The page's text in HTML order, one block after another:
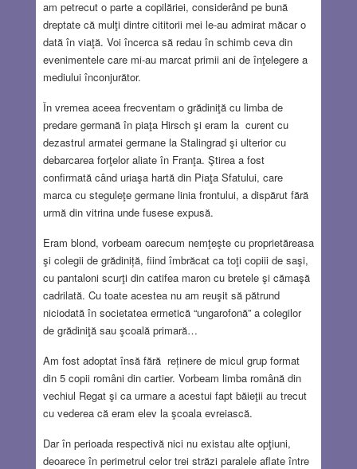
am petrecut o parte a copilăriei, considerând pe bună
dreptate că mulţi dintre cititorii mei le-au admirat măcar o
dată în viaţă. Voi încerca să redau în schimb ceva din
evenimentele care mi-au marcat primii ani de înţelegere a
mediului înconjurător.
În vremea aceea frecventam o grădiniţă cu limba de
predare germană în piaţa Hirsch şi eram la curent cu
dezastrul armatei germane la Stalingrad şi ulterior cu
debarcarea forţelor aliate în Franţa. Ştirea a fost
confirmată când uriaşa hartă din Piaţa Sfatului, care
marca cu steguleţe germane linia frontului, a dispărut fără
urmă din vitrina unde fusese expusă.
Eram blond, vorbeam oarecum nemţeşte cu proprietăreasa
şi colegii de grădiniță, fiind îmbrăcat ca toţi copiii de saşi,
cu pantaloni scurţi din catifea maron cu bretele şi cămaşă
cadrilată. Cu toate acestea nu am reuşit să pătrund
niciodată în societatea ermetică “ungarofonă” a colegilor
de grădiniţă sau şcoală primară…
Am fost adoptat însă fără reținere de micul grup format
din 5 copii români din cartier. Vorbeam limba română din
vechiul Regat şi ca urmare a acestui fapt băieţii au trecut
cu vederea că eram elev la şcoala evreiască.
Dar în perioada respectivă nici nu existau alte opţiuni,
deoarece în perimetrul celor trei străzi paralele aflate între